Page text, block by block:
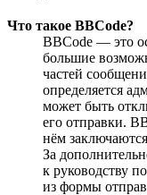
Что такое BBCode?
BBCode — это
большие
частей
определяется
может быть
его отправки.
нём
За
к руководству
из формы